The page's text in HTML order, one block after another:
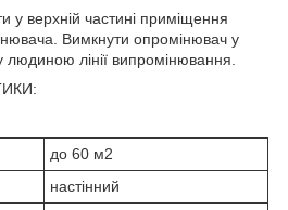
у верхній частині приміщення
Вимкнути опромінювач у
людиною лінії випромінювання.
до 60 м2
настінний